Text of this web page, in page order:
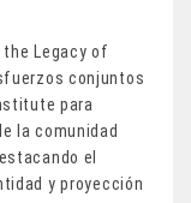
the Legacy of
conjuntos
para
la comunidad
el
y proyección